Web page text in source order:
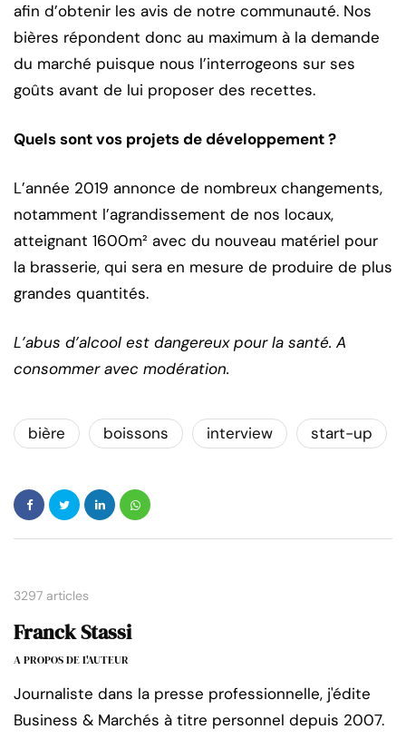
afin d’obtenir les avis de notre communauté. Nos
bières répondent donc au maximum à la demande
du marché puisque nous l’interrogeons sur ses
goûts avant de lui proposer des recettes.
Quels sont vos projets de développement ?
L’année 2019 annonce de nombreux changements,
notamment l’agrandissement de nos locaux,
atteignant 1600m² avec du nouveau matériel pour
la brasserie, qui sera en mesure de produire de plus
grandes quantités.
L’abus d’alcool est dangereux pour la santé. A
consommer avec modération.
bière boissons interview start-up
3297 articles
Franck Stassi
A PROPOS DE L'AUTEUR
Journaliste dans la presse professionnelle, j'édite
Business & Marchés à titre personnel depuis 2007.